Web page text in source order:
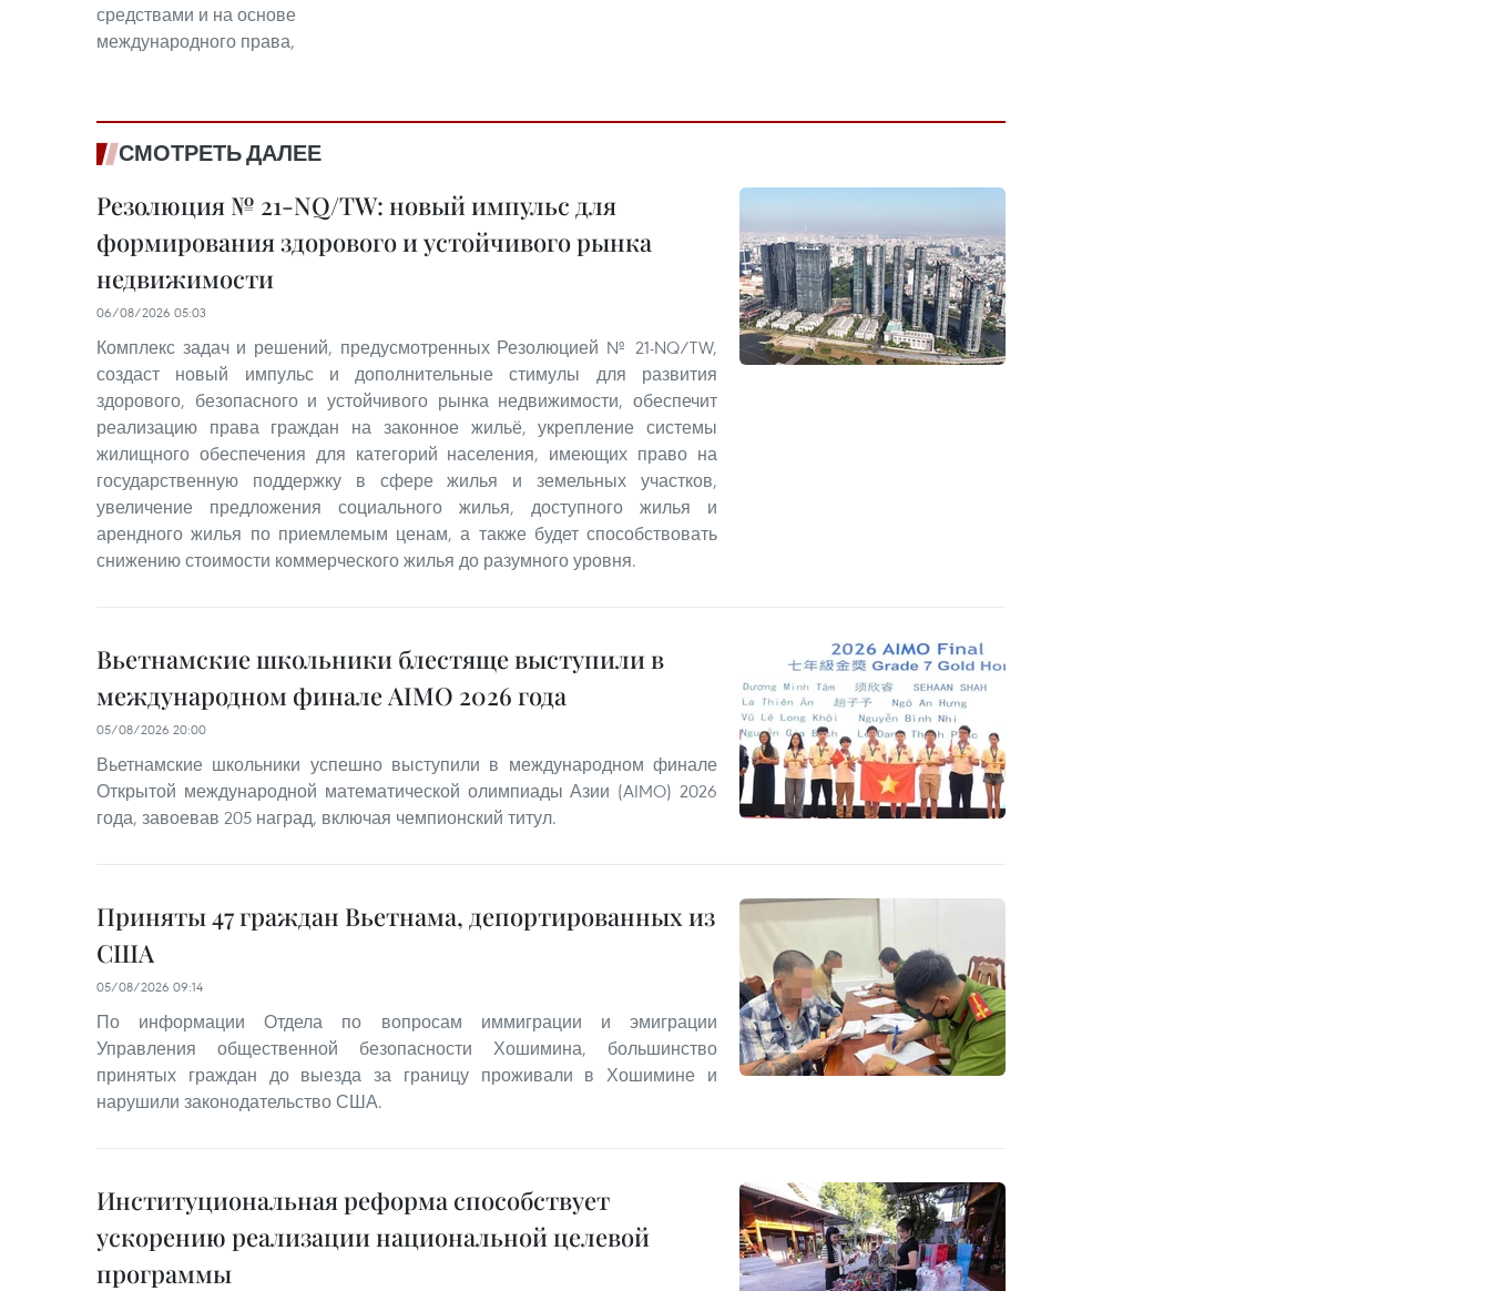
средствами и на основе
международного права,
СМОТРЕТЬ ДАЛЕЕ
Резолюция № 21-NQ/TW: новый импульс для
формирования здорового и устойчивого рынка
недвижимости
06/08/2026 05:03
Комплекс задач и решений, предусмотренных Резолюцией № 21-NQ/TW,
создаст новый импульс и дополнительные стимулы для развития
здорового, безопасного и устойчивого рынка недвижимости, обеспечит
реализацию права граждан на законное жильё, укрепление системы
жилищного обеспечения для категорий населения, имеющих право на
государственную поддержку в сфере жилья и земельных участков,
увеличение предложения социального жилья, доступного жилья и
арендного жилья по приемлемым ценам, а также будет способствовать
снижению стоимости коммерческого жилья до разумного уровня.
Вьетнамские школьники блестяще выступили в
международном финале AIMO 2026 года
05/08/2026 20:00
Вьетнамские школьники успешно выступили в международном финале
Открытой международной математической олимпиады Азии (AIMO) 2026
года, завоевав 205 наград, включая чемпионский титул.
Приняты 47 граждан Вьетнама, депортированных из
США
05/08/2026 09:14
По информации Отдела по вопросам иммиграции и эмиграции
Управления общественной безопасности Хошимина, большинство
принятых граждан до выезда за границу проживали в Хошимине и
нарушили законодательство США.
Институциональная реформа способствует
ускорению реализации национальной целевой
программы